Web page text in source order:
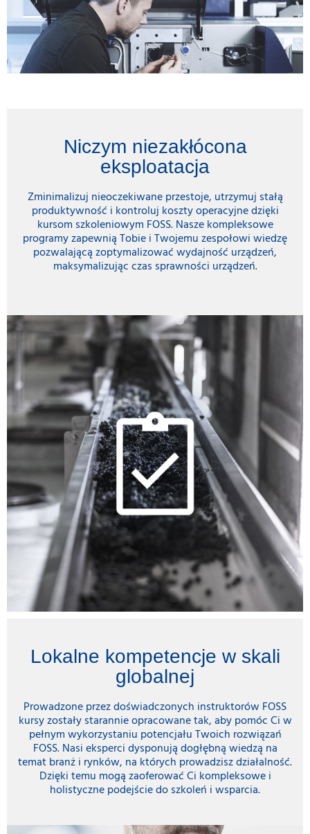
Niczym niezakłócona
eksploatacja
Zminimalizuj nieoczekiwane przestoje, utrzymuj stałą
produktywność i kontroluj koszty operacyjne dzięki
kursom szkoleniowym FOSS. Nasze kompleksowe
programy zapewnią Tobie i Twojemu zespołowi wiedzę
pozwalającą zoptymalizować wydajność urządzeń,
maksymalizując czas sprawności urządzeń.
Lokalne kompetencje w skali
globalnej
Prowadzone przez doświadczonych instruktorów FOSS
kursy zostały starannie opracowane tak, aby pomóc Ci w
pełnym wykorzystaniu potencjału Twoich rozwiązań
FOSS. Nasi eksperci dysponują dogłębną wiedzą na
temat branż i rynków, na których prowadzisz działalność.
Dzięki temu mogą zaoferować Ci kompleksowe i
holistyczne podejście do szkoleń i wsparcia.